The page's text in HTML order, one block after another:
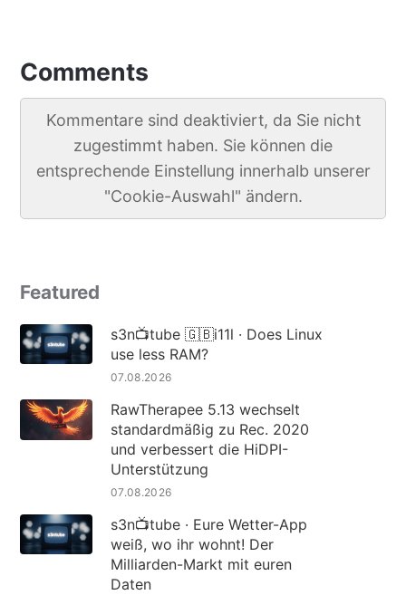
Comments
Kommentare sind deaktiviert, da Sie nicht
zugestimmt haben. Sie können die
entsprechende Einstellung innerhalb unserer
"Cookie-Auswahl" ändern.
Featured
s3n📺tube 🇬🇧i11l · Does Linux
use less RAM?
07.08.2026
RawTherapee 5.13 wechselt
standardmäßig zu Rec. 2020
und verbessert die HiDPI-
Unterstützung
07.08.2026
s3n📺tube · Eure Wetter-App
weiß, wo ihr wohnt! Der
Milliarden-Markt mit euren
Daten